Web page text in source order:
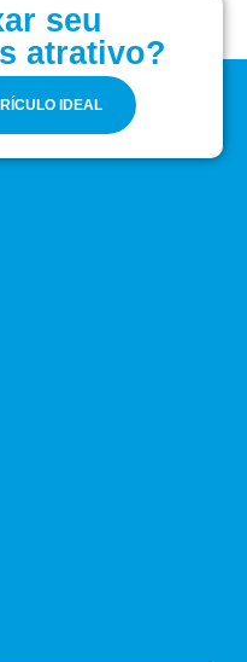
seu
atrativo?
IDEAL